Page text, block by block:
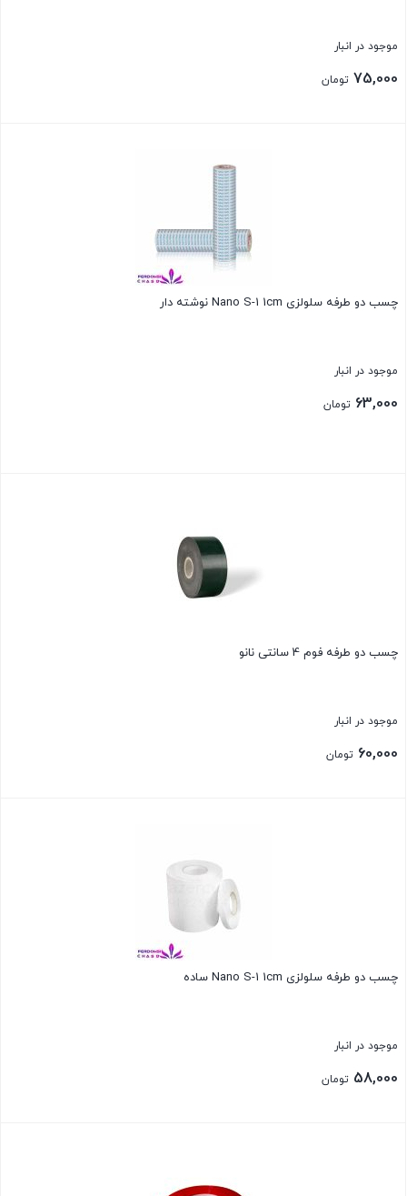
موجود در انبار
75,000 تومان
چسب دو طرفه سلولزی Nano S-1 1cm نوشته دار
موجود در انبار
63,000 تومان
چسب دو طرفه فوم 4 سانتی نانو
موجود در انبار
60,000 تومان
چسب دو طرفه سلولزی Nano S-1 1cm ساده
موجود در انبار
58,000 تومان